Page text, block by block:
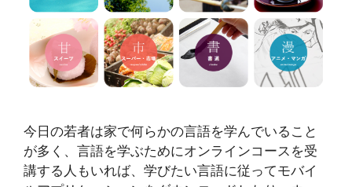
今日の若者は家で何らかの言語を学んでいること
が多く、言語を学ぶためにオンラインコースを受
講する人もいれば、学びたい言語に従ってモバイ